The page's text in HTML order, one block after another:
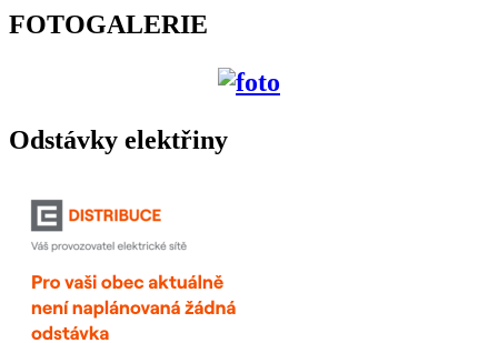
FOTOGALERIE
Odstávky elektřiny